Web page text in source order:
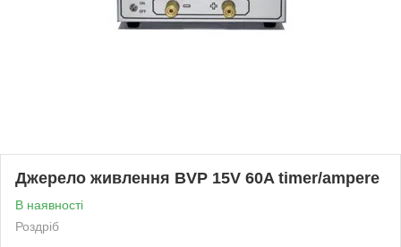
Джерело живлення BVP 15V 60A timer/ampere
В наявності
Роздріб